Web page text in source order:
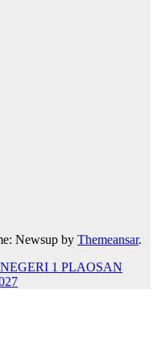
Newsup by Themeansar.
1 PLAOSAN